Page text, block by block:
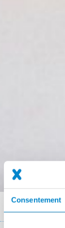
Consentement
Fil